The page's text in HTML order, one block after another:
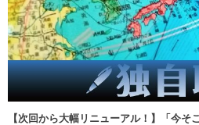
【次回から大幅リニューアル！】「今